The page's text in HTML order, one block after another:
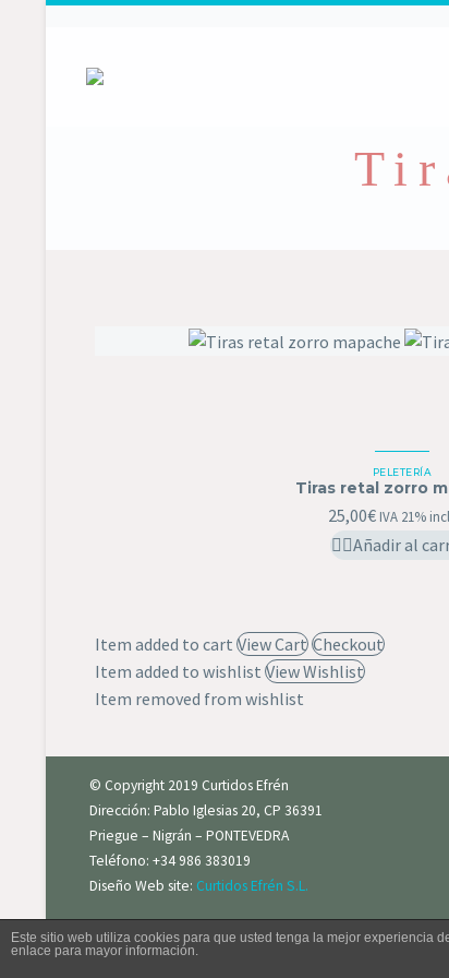
PELETERÍA
Tiras retal zorro
25,00€ IVA 21%
Añadir al
Item added to cart View Cart Checkout
Item added to wishlist View Wishlist
Item removed from wishlist
© Copyright 2019 Curtidos Efrén
Dirección: Pablo Iglesias 20, CP 36391
Priegue – Nigrán – PONTEVEDRA
Teléfono: +34 986 383019
Diseño Web site: Curtidos Efrén S.L.
Este sitio web utiliza cookies para que usted tenga la mejor experiencia
enlace para mayor información.